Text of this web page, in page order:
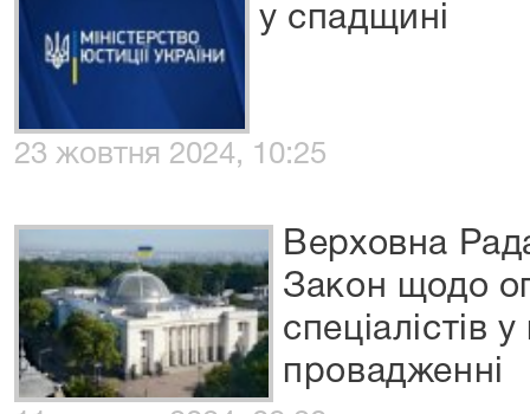
у спадщині
23 жовтня 2024, 10:25
Верховна
Закон щодо
спеціалістів
провадженні